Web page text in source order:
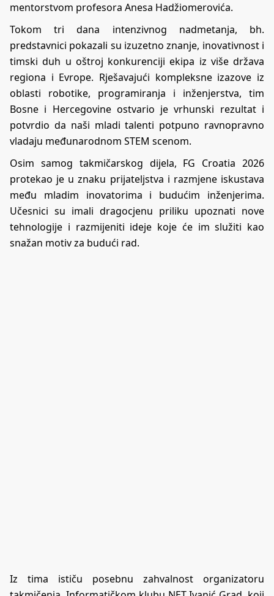
mentorstvom profesora Anesa Hadžiomerovića.
Tokom tri dana intenzivnog nadmetanja, bh.
predstavnici pokazali su izuzetno znanje, inovativnost i
timski duh u oštroj konkurenciji ekipa iz više država
regiona i Evrope. Rješavajući kompleksne izazove iz
oblasti robotike, programiranja i inženjerstva, tim
Bosne i Hercegovine ostvario je vrhunski rezultat i
potvrdio da naši mladi talenti potpuno ravnopravno
vladaju međunarodnom STEM scenom.
Osim samog takmičarskog dijela, FG Croatia 2026
protekao je u znaku prijateljstva i razmjene iskustava
među mladim inovatorima i budućim inženjerima.
Učesnici su imali dragocjenu priliku upoznati nove
tehnologije i razmijeniti ideje koje će im služiti kao
snažan motiv za budući rad.
Iz tima ističu posebnu zahvalnost organizatoru